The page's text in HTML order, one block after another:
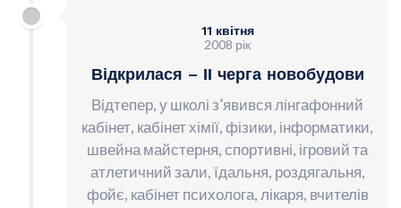
11 квітня
2008 рік
Відкрилася – ІІ черга новобудови
Відтепер, у школі з’явився лінгафонний
кабінет, кабінет хімії, фізики, інформатики,
швейна майстерня, спортивні, ігровий та
атлетичний зали, їдальня, роздягальня,
фойє, кабінет психолога, лікаря, вчителів